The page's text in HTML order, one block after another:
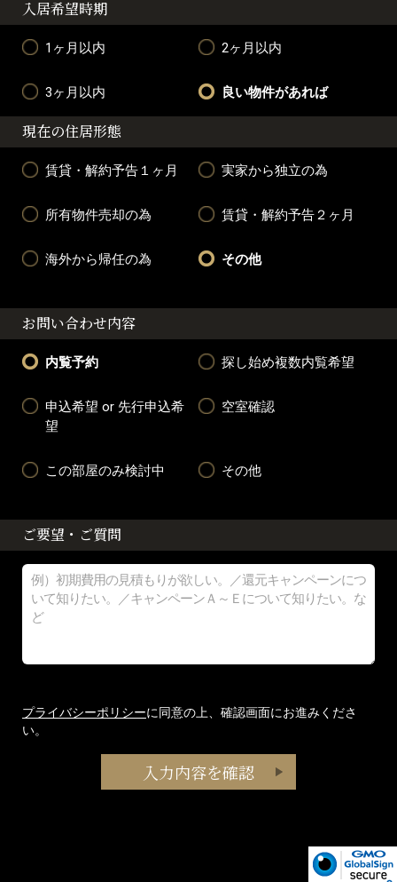
入居希望時期
1ヶ月以内 2ヶ月以内
3ヶ月以内 良い物件があれば
現在の住居形態
賃貸・解約予告１ヶ月 実家から独立の為
所有物件売却の為 賃貸・解約予告２ヶ月
海外から帰任の為 その他
お問い合わせ内容
内覧予約 探し始め複数内覧希望
申込希望 or 先行申込希
望
空室確認
この部屋のみ検討中 その他
ご要望・ご質問
プライバシーポリシーに同意の上、確認画面にお進みくださ
い。